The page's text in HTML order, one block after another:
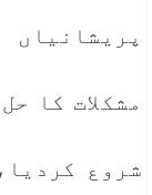
مشکلات کا
شروع